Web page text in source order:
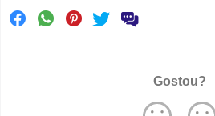
Gostou?